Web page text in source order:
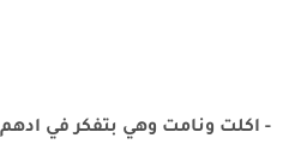
- اكلت ونامت وهي بتفكر في ادهم